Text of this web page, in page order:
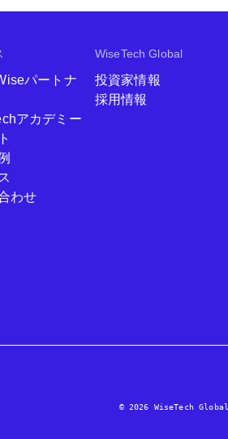
パートナ
アカデミー
わせ
WiseTech Global
投資家情報
採用情報
© 2026 WiseTech Global